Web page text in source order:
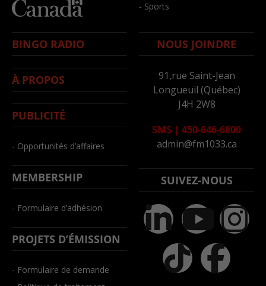
- Sports
BINGO RADIO
À PROPOS
PUBLICITÉ
- Opportunités d’affaires
MEMBERSHIP
- Formulaire d’adhésion
PROJETS D’ÉMISSION
- Formulaire de demande
NOUS JOINDRE
91,rue Saint-Jean
Longueuil (Québec)
J4H 2W8
SMS | 450-646-6800
admin@fm1033.ca
SUIVEZ-NOUS